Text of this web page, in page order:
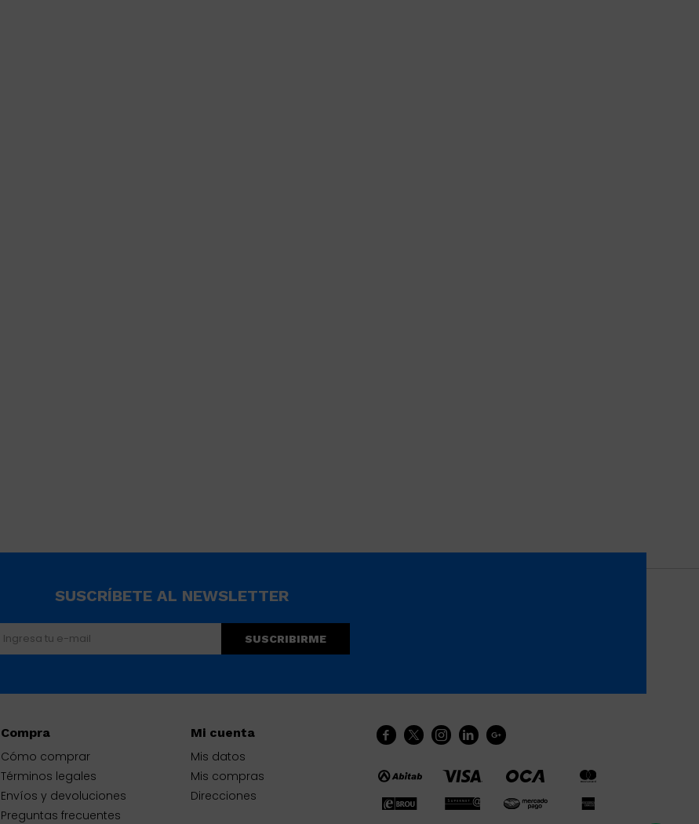
    
Compra
Cómo comprar
Términos legales
Envíos y devoluciones
Preguntas frecuentes
Mi cuenta
Mis datos
Mis compras
Direcciones
SUSCRÍBETE AL NEWSLETTER
SUSCRIBIRME